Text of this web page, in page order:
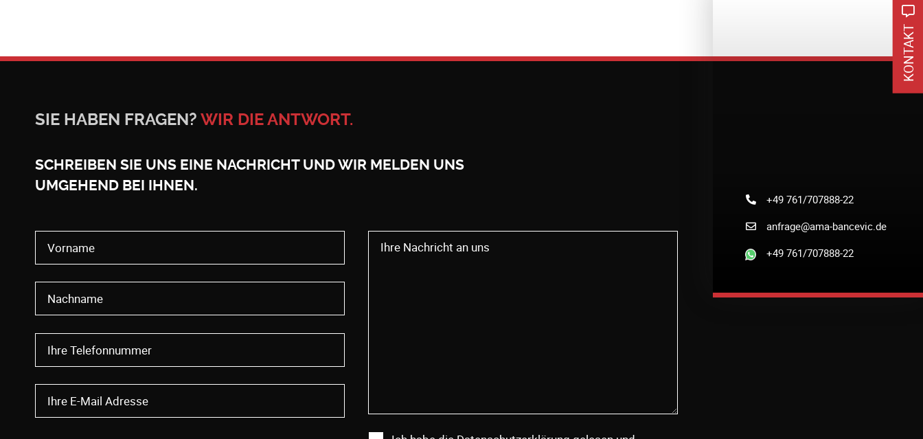
+49 761/707888-22
anfrage@ama-bancevic.de
+49 761/707888-22
KONTAKT
SIE HABEN FRAGEN? WIR DIE ANTWORT.
SCHREIBEN SIE UNS EINE NACHRICHT UND WIR MELDEN UNS
UMGEHEND BEI IHNEN.